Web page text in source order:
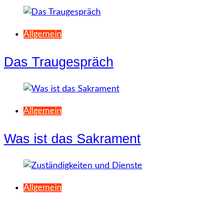
Allgemein
Das Traugespräch
Allgemein
Was ist das Sakrament
Allgemein